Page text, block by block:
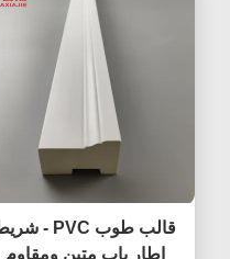
قالب طوب PVC - شريط
إطار باب متين ومقاوم